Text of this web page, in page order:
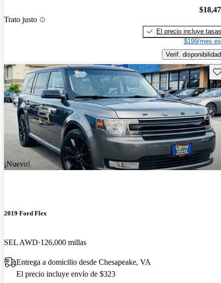
Trato justo
El precio incluye tasas
$199/mes
Verif. disponibilidad
¡Nuevo!
2019 Ford Flex
SEL AWD 126,000 millas
Entrega a domicilio desde Chesapeake, VA
El precio incluye envío de $323